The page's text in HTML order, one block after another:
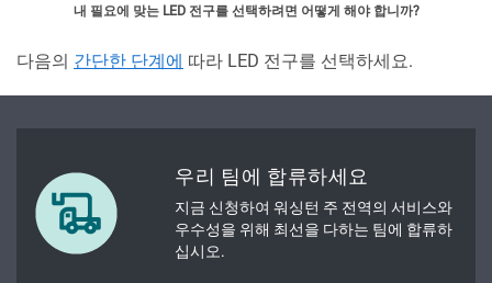
내 필요에 맞는 LED 전구를 선택하려면 어떻게 해야 합니까?
다음의 간단한 단계에 따라 LED 전구를 선택하세요.
우리 팀에 합류하세요
지금 신청하여 워싱턴 주 전역의 서비스와
우수성을 위해 최선을 다하는 팀에 합류하
십시오.